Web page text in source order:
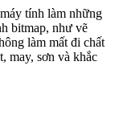
tính làm những
bitmap, như vẽ
làm mất đi chất
may, sơn và khắc